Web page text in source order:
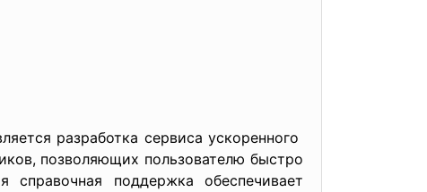
разработка сервиса ускоренного
позволяющих пользователю быстро
поддержка обеспечивает